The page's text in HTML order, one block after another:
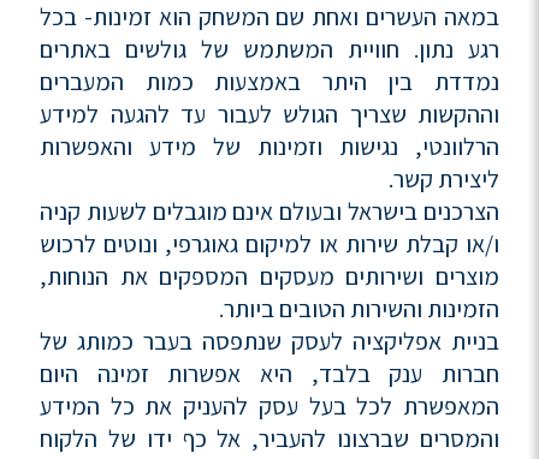
במאה העשרים ואחת שם המשחק הוא זמינות- בכל
רגע נתון. חוויית המשתמש של גולשים באתרים
נמדדת בין היתר באמצעות כמות המעברים
וההקשות שצריך הגולש לעבור עד להגעה למידע
הרלוונטי, נגישות וזמינות של מידע והאפשרות
ליצירת קשר.
הצרכנים בישראל ובעולם אינם מוגבלים לשעות קניה
ו/או קבלת שירות או למיקום גאוגרפי, ונוטים לרכוש
מוצרים ושירותים מעסקים המספקים את הנוחות,
הזמינות והשירות הטובים ביותר.
בניית אפליקציה לעסק שנתפסה בעבר כמותג של
חברות ענק בלבד, היא אפשרות זמינה היום
המאפשרת לכל בעל עסק להעניק את כל המידע
והמסרים שברצונו להעביר, אל כף ידו של הלקוח